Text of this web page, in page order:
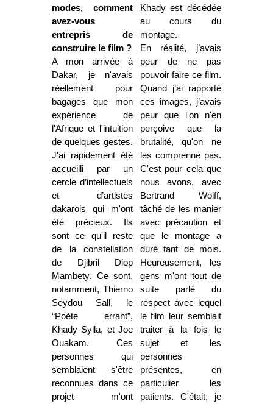
modes, comment
avez-vous
entrepris de
construire le film ?
A mon arrivée à
Dakar, je n'avais
réellement pour
bagages que mon
expérience de
l'Afrique et l'intuition
de quelques gestes.
J'ai rapidement été
accueilli par un
cercle d’intellectuels
et d’artistes
dakarois qui m'ont
été précieux. Ils
sont ce qu'il reste
de la constellation
de Djibril Diop
Mambety. Ce sont,
notamment, Thierno
Seydou Sall, le
“Poète errant”,
Khady Sylla, et Joe
Ouakam. Ces
personnes qui
semblaient s'être
reconnues dans ce
projet m'ont
Khady est décédée
au cours du
montage.
En réalité, j’avais
peur de ne pas
pouvoir faire ce film.
Quand j’ai rapporté
ces images, j’avais
peur que l'on n'en
perçoive que la
brutalité, qu'on ne
les comprenne pas.
C'est pour cela que
nous avons, avec
Bertrand Wolff,
tâché de les manier
avec précaution et
que le montage a
duré tant de mois.
Heureusement, les
gens m'ont tout de
suite parlé du
respect avec lequel
le film leur semblait
traiter à la fois le
sujet et les
personnes
présentes, en
particulier les
patients. C'était, je